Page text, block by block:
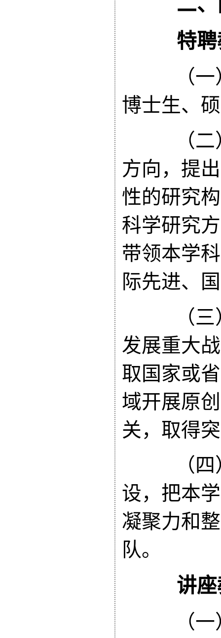
二、
特聘
（一）
博士生、
（二）
方向，提
性的研究
科学研究
带领本学
际先进、
（三）
发展重大
取国家或
域开展原
关，取得
（四）
设，把本
凝聚力和
队。
讲座
（一